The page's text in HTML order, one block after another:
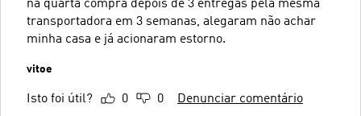
na quarta compra depois de 3 entregas pela mesma
transportadora em 3 semanas, alegaram não achar
minha casa e já acionaram estorno.
vitoe
Isto foi útil? 0 0 Denunciar comentário